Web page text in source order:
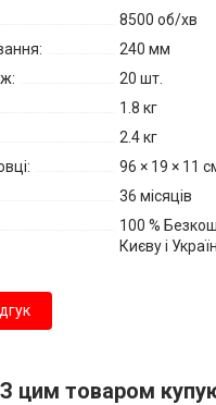
8500 об/хв
240 мм
20 шт.
1.8 кг
2.4 кг
96 × 19 × 11
36 місяців
100 %
Києву і
З цим товаром